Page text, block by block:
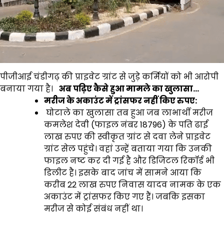
पीजीआई चंडीगढ़ की प्राइवेट ग्रांट से जुड़े कर्मियों को भी आरोपी
बनाया गया है। अब पढ़िए कैसे हुआ मामले का खुलासा…
मरीज के अकाउंट में ट्रांसफर नहीं किए रुपए:
घोटाले का खुलासा तब हुआ जब लाभार्थी मरीज
कमलेश देवी (फाइल नंबर 18796) के पति ढाई
लाख रुपए की स्वीकृत ग्रांट से दवा लेने प्राइवेट
ग्रांट सेल पहुंचे। वहां उन्हें बताया गया कि उनकी
फाइल नष्ट कर दी गई है और डिजिटल रिकॉर्ड भी
डिलीट है। इसके बाद जांच में सामने आया कि
करीब 22 लाख रुपए निवास यादव नामक के एक
अकाउंट में ट्रांसफर किए गए हैं। जबकि इसका
मरीज से कोई संबंध नहीं था।